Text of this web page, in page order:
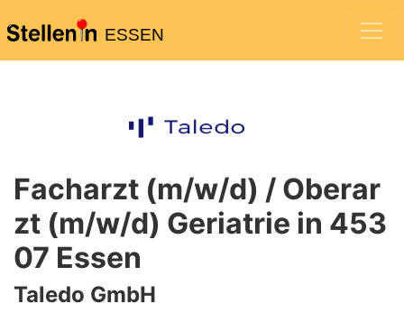
ESSEN
Facharzt (m/w/d) / Oberar
zt (m/w/d) Geriatrie in 453
07 Essen
Taledo GmbH